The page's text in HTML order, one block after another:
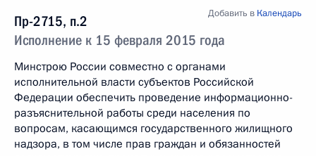
Пр-2715, п.2
Исполнение к 15 февраля 2015 года
Добавить в Календарь
Минстрою России совместно с органами
исполнительной власти субъектов Российской
Федерации обеспечить проведение информационно-
разъяснительной работы среди населения по
вопросам, касающимся государственного жилищного
надзора, в том числе прав граждан и обязанностей